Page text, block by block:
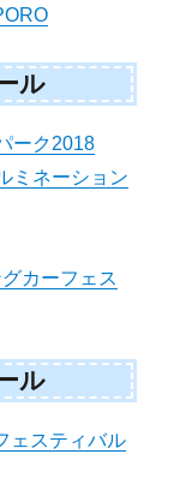
ル
ーク2018
ミネーション
カーフェス
ル
ェスティバル